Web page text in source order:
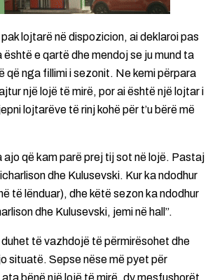
lojtarë në dispozicion, ai deklaroi pas
e qartë dhe mendoj se ju mund ta
që nga fillimi i sezonit. Ne kemi përpara
një lojë të mirë, por ai është një lojtar i
lojtarëve të rinj kohë për t’u bërë më
ajo që kam parë prej tij sot në lojë. Pastaj
dhe Kulusevski. Kur ka ndodhur
të lënduar), dhe këtë sezon ka ndodhur
dhe Kulusevski, jemi në hall”.
të vazhdojë të përmirësohet dhe
situatë. Sepse nëse më pyet për
bënë një lojë të mirë, dy mesfushorët